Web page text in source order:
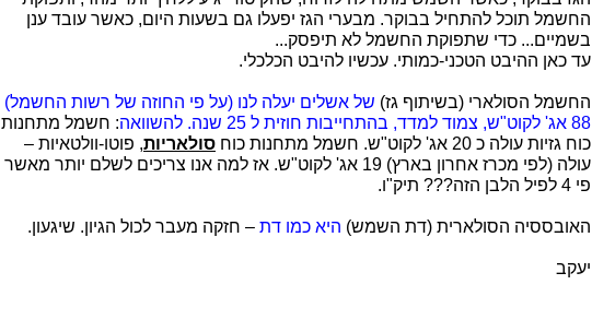
החשמל תוכל להתחיל בבוקר. מבערי הגז יפעלו גם בשעות היום, כאשר עובד ענן
בשמיים... כדי שתפוקת החשמל לא תיפסק...
עד כאן ההיבט הטכני-כמותי. עכשיו להיבט הכלכלי.
החשמל הסולארי (בשיתוף גז) של אשלים יעלה לנו (על פי החוזה של רשות החשמל)
88 אג' לקוט"ש, צמוד למדד, בהתחייבות חוזית ל 25 שנה. להשוואה
: חשמל מתחנות
כוח גזיות עולה כ 20 אג' לקוט"ש. חשמל מתחנות כוח
סולאריות, פוטו-וולטאיות –
עולה (לפי מכרז אחרון בארץ) 19 אג' לקוט"ש. אז למה אנו צריכים לשלם יותר מאשר
פי 4 לפיל הלבן הזה??? תיק"ו.
האובססיה הסולארית (דת השמש) היא כמו דת – חזקה מעבר לכול הגיון. שיגעון.
יעקב